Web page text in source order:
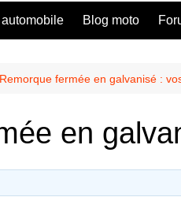
Blog moto
Remorque fermée en galvanisé :
en